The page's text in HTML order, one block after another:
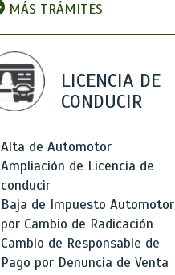
MÁS TRÁMITES
LICENCIA DE
CONDUCIR
Alta de Automotor
Ampliación de Licencia de
conducir
Baja de Impuesto Automotor
por Cambio de Radicación
Cambio de Responsable de
Pago por Denuncia de Venta